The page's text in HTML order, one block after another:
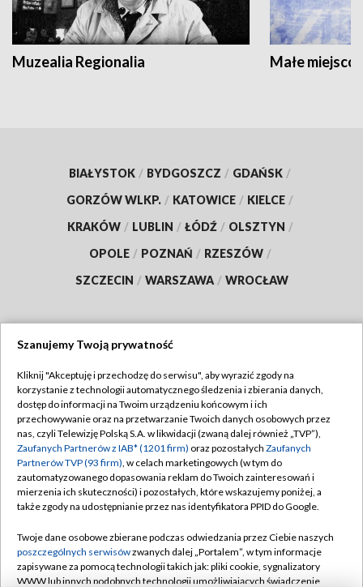
Muzealia Regionalia Małe
BIAŁYSTOK / BYDGOSZCZ / GDAŃSK /
GORZÓW WLKP. / KATOWICE / KIELCE /
KRAKÓW / LUBLIN / ŁÓDŹ / OLSZTYN /
OPOLE / POZNAŃ / RZESZÓW /
SZCZECIN / WARSZAWA / WROCŁAW
TVP
Abonament TVP
Emisja w TVP
Centrum informacji TVP
Naziemna Telewizja Cyfrowa
Rada Programowa
System NOS
Regulamin TVP
Polityka prywatności
Moje zgody
Pomoc
Kontakt
Szanujemy Twoją prywatność
Kliknij "Akceptuję i przechodzę do serwisu", aby wyrazić zgody na
korzystanie z technologii automatycznego śledzenia i zbierania danych,
dostęp do informacji na Twoim urządzeniu końcowym i ich
przechowywanie oraz na przetwarzanie Twoich danych osobowych przez
nas, czyli Telewizję Polską S.A. w likwidacji (zwaną dalej również „TVP”),
Zaufanych Partnerów z IAB* (1201 firm) oraz pozostałych Zaufanych
Partnerów TVP (93 firm), w celach marketingowych (w tym do
zautomatyzowanego dopasowania reklam do Twoich zainteresowań i
mierzenia ich skuteczności) i pozostałych, które wskazujemy poniżej, a
także zgody na udostępnianie przez nas identyfikatora PPID do Google.
Twoje dane osobowe zbierane podczas odwiedzania przez Ciebie naszych
poszczególnych serwisówzwanych dalej „Portalem”, w tym informacje
zapisywane za pomocą technologii takich jak: pliki cookie, sygnalizatory
WWW lub innych podobnych technologii umożliwiających świadczenie